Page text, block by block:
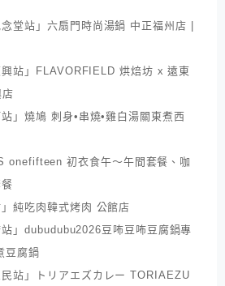
念堂站」六扇門時尚湯鍋 中正福州店 |
興站」FLAVORFIELD 烘焙坊 x 遠東
站」燒鳩 刺身•串燒•雞白湯關東煮西
onefifteen 初衣食午～午間套餐、咖
」純吃肉韓式烤肉 公館店
站」dubudubu2026豆咘豆咘豆腐鍋專
豆腐鍋
民站」トリアエズカレー TORIAEZU